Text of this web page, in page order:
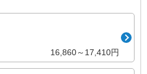
16,860～17,410円